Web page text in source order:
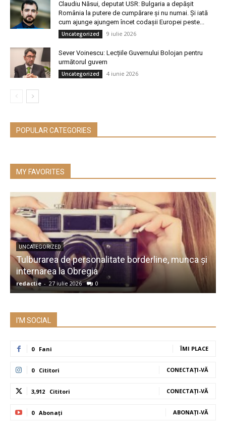
Claudiu Năsui, deputat USR: Bulgaria a depășit
România la putere de cumpărare și nu numai. Și iată
cum ajunge ajungem încet codașii Europei peste...
Uncategorized 9 iulie 2026
Sever Voinescu: Lecțiile Guvernului Bolojan pentru
următorul guvern
Uncategorized 4 iunie 2026
POPULAR CATEGORIES
MY FAVORITES
UNCATEGORIZED
Tulburarea de personalitate borderline, munca și
internarea la Obregia
redactie - 27 iulie 2026 0
I'M SOCIAL
0 Fani ÎMI PLACE
0 Cititori CONECTAȚI-VĂ
3,912 Cititori CONECTAȚI-VĂ
0 Abonați ABONAȚI-VĂ